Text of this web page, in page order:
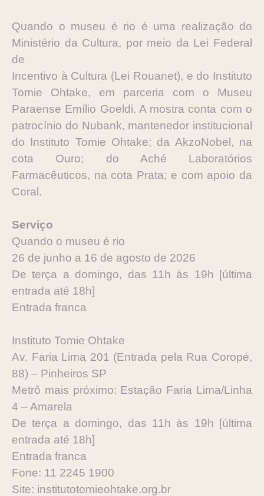
Quando o museu é rio é uma realização do
Ministério da Cultura, por meio da Lei Federal
de
Incentivo à Cultura (Lei Rouanet), e do Instituto
Tomie Ohtake, em parceria com o Museu
Paraense Emílio Goeldi. A mostra conta com o
patrocínio do Nubank, mantenedor institucional
do Instituto Tomie Ohtake; da AkzoNobel, na
cota Ouro; do Aché Laboratórios
Farmacêuticos, na cota Prata; e com apoio da
Coral.
Serviço
Quando o museu é rio
26 de junho a 16 de agosto de 2026
De terça a domingo, das 11h às 19h [última
entrada até 18h]
Entrada franca
Instituto Tomie Ohtake
Av. Faria Lima 201 (Entrada pela Rua Coropé,
88) – Pinheiros SP
Metrô mais próximo: Estação Faria Lima/Linha
4 – Amarela
De terça a domingo, das 11h às 19h [última
entrada até 18h]
Entrada franca
Fone: 11 2245 1900
Site: institutotomieohtake.org.br